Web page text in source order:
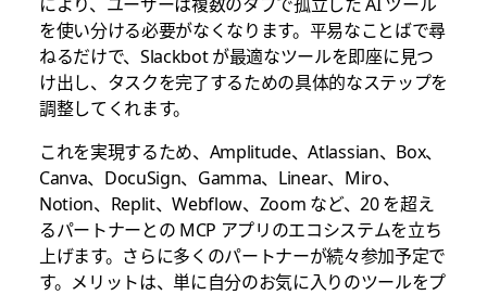
を使い分ける必要がなくなります。平易なことばで尋
ねるだけで、Slackbot が最適なツールを即座に見つ
け出し、タスクを完了するための具体的なステップを
調整してくれます。
これを実現するため、Amplitude、Atlassian、Box、
Canva、DocuSign、Gamma、Linear、Miro、
Notion、Replit、Webflow、Zoom など、20 を超え
るパートナーとの MCP アプリのエコシステムを立ち
上げます。さらに多くのパートナーが続々参加予定で
す。メリットは、単に自分のお気に入りのツールをプ